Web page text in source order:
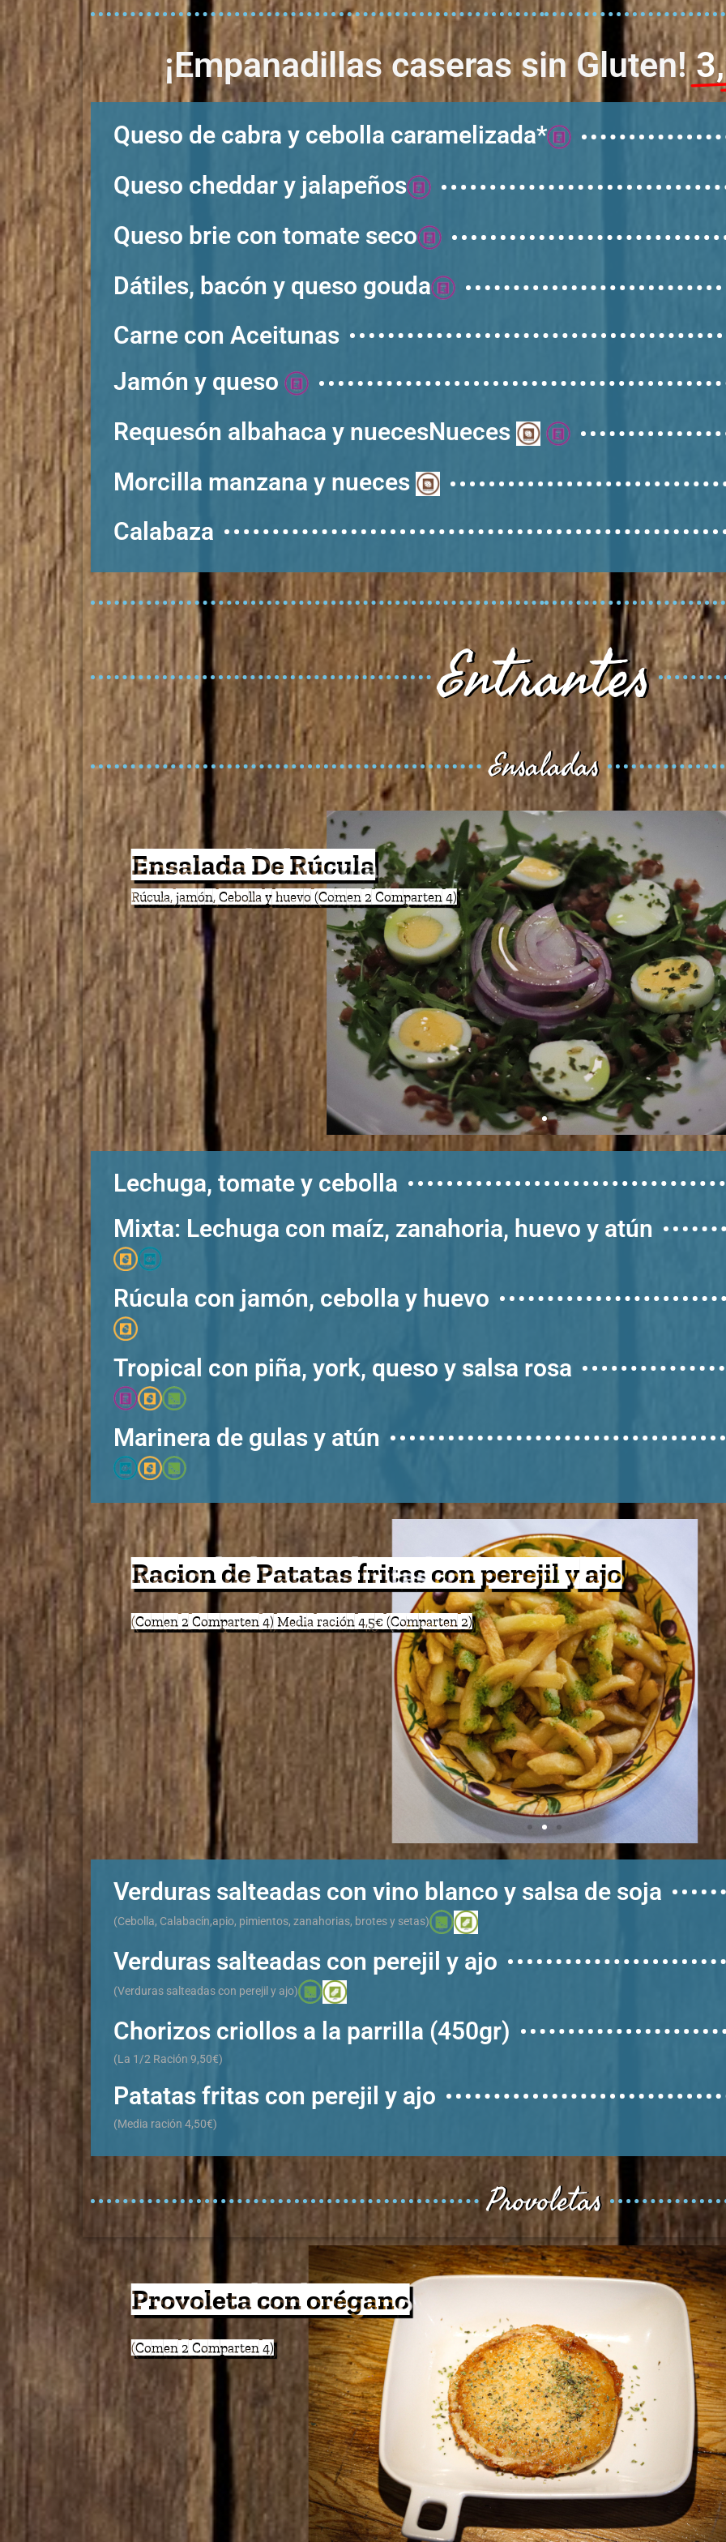
¡Empanadillas caseras sin Gluten!
Queso de cabra y cebolla caramelizada*
Queso cheddar y jalapeños
Queso brie con tomate seco
Dátiles, bacón y queso gouda
Carne con Aceitunas
Jamón y queso
Requesón albahaca y nuecesNueces
Morcilla manzana y nueces
Calabaza
Entrantes
Ensaladas
Ensalada Marinera
Gulas, zanahoria, maíz, atún y lechuga (Comen 2 Comparten 4)
Lechuga, tomate y cebolla
Mixta: Lechuga con maíz, zanahoria, huevo y atún
Rúcula con jamón, cebolla y huevo
Tropical con piña, york, queso y salsa rosa
Marinera de gulas y atún
Verduras salteadas con vino y salsa de soja
(Comen 2 Comparten 4)
Verduras salteadas con vino blanco y salsa de soja
(Cebolla, Calabacín,apio, pimientos, zanahorias, brotes y setas)
Verduras salteadas con perejil y ajo
(Verduras salteadas con perejil y ajo)
Chorizos criollos a la parrilla (450gr)
(La 1/2 Ración 9,50€)
Patatas fritas con perejil y ajo
(Media ración 4,50€)
Provoletas
Provoleta con Pesto rúcula y nuez
(Comen 2 Comparten 4)